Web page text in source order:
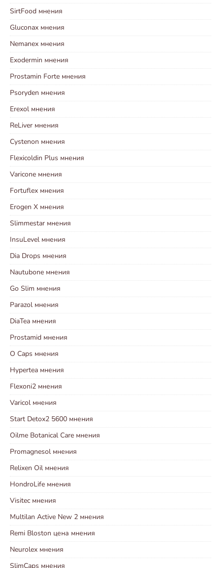
SirtFood мнения
Gluconax мнения
Nemanex мнения
Exodermin мнения
Prostamin Forte мнения
Psoryden мнения
Erexol мнения
ReLiver мнения
Cystenon мнения
Flexicoldin Plus мнения
Varicone мнения
Fortuflex мнения
Erogen X мнения
Slimmestar мнения
InsuLevel мнения
Dia Drops мнения
Nautubone мнения
Go Slim мнения
Parazol мнения
DiaTea мнения
Prostamid мнения
O Caps мнения
Hypertea мнения
Flexoni2 мнения
Varicol мнения
Start Detox2 5600 мнения
Oilme Botanical Care мнения
Promagnesol мнения
Relixen Oil мнения
HondroLife мнения
Visitec мнения
Multilan Active New 2 мнения
Remi Bloston цена мнения
Neurolex мнения
SlimCaps мнения